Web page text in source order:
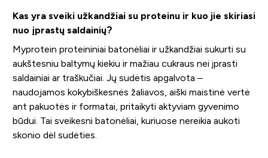
Kas yra sveiki užkandžiai su proteinu ir kuo jie skiriasi
nuo įprastų saldainių?
Myprotein proteininiai batonėliai ir užkandžiai sukurti su
aukštesniu baltymų kiekiu ir mažiau cukraus nei įprasti
saldainiai ar traškučiai. Jų sudėtis apgalvota –
naudojamos kokybiškesnės žaliavos, aiški maistinė vertė
ant pakuotės ir formatai, pritaikyti aktyviam gyvenimo
būdui. Tai sveikesni batonėliai, kuriuose nereikia aukoti
skonio dėl sudėties.